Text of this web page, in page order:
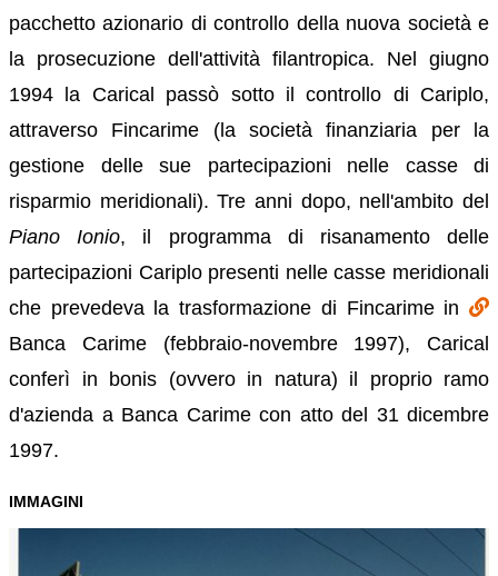
pacchetto azionario di controllo della nuova società e
la prosecuzione dell'attività filantropica. Nel giugno
1994 la Carical passò sotto il controllo di Cariplo,
attraverso Fincarime (la società finanziaria per la
gestione delle sue partecipazioni nelle casse di
risparmio meridionali). Tre anni dopo, nell'ambito del
Piano Ionio, il programma di risanamento delle
partecipazioni Cariplo presenti nelle casse meridionali
che prevedeva la trasformazione di Fincarime in
Banca Carime (febbraio-novembre 1997), Carical
conferì in bonis (ovvero in natura) il proprio ramo
d'azienda a Banca Carime con atto del 31 dicembre
1997.
IMMAGINI